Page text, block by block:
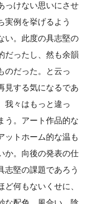
っけない思いにさせ
実例を挙げるよう
い。此度の具志堅の
だったし、然も余韻
のだった。と云っ
見する気になるであ
我々はもっと違っ
う。アート作品的な
ットホーム的な温も
か。向後の発表の仕
志堅の課題であろう
何もないくせに、